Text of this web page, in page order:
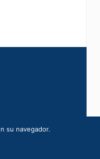
su navegador.